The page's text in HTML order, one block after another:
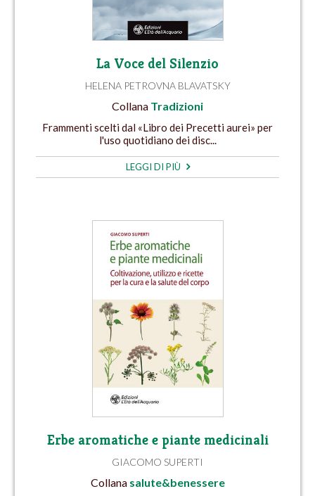
La Voce del Silenzio
HELENA PETROVNA BLAVATSKY
Collana Tradizioni
Frammenti scelti dal «Libro dei Precetti aurei» per
l'uso quotidiano dei disc...
LEGGI DI PIÙ
Erbe aromatiche e piante medicinali
GIACOMO SUPERTI
Collana salute&benessere